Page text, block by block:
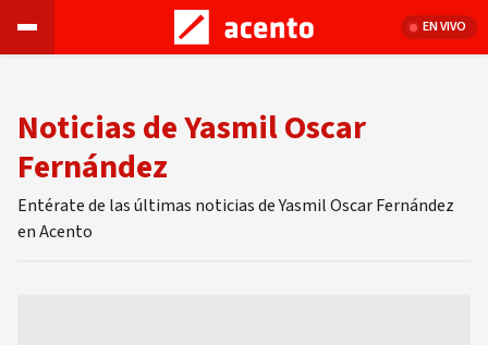
EN VIVO
Noticias de Yasmil Oscar
Fernández
Entérate de las últimas noticias de Yasmil Oscar Fernández
en Acento